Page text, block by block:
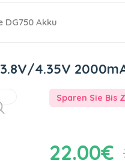
DG750 Akku
4.35V
Sparen Sie Bis
22.00€